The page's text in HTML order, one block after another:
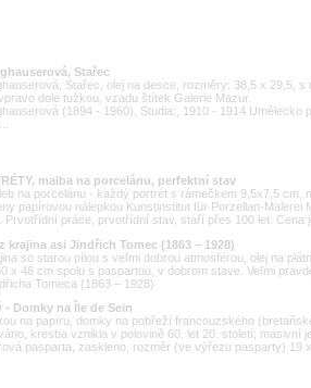
Stařec
Stařec, olej na desce, rozměry: 38,5 x 29,5, s
dole tužkou, vzadu štítek Galerie Mazur.
(1894 - 1960), Studia:, 1910 - 1914 Umělecko
malba na porcelánu, perfektní stav
na porcelánu - každý portrét s rámečkem 9,5x7,5 cm,
papírovou nálepkou Kunstinstitut für Porzellan-Malerei
Prvotřídní práce, prvotřídní stav, stáří přes 100 let. Cena
krajina asi Jindřich Tomec (1863 – 1928)
so starou pílou s veľmi dobrou atmosférou, olej na
x 46 cm spolu s paspartou, v dobrom stave. Veľmi
Tomeca (1863 – 1928)
- Domky na Île de Sein
na papíru, domky na pobřeží francouzského
kresba vznikla v polovině 60. let 20. století; masivní
pasparta, zaskleno, rozměr (ve výřezu pasparty) 19 x